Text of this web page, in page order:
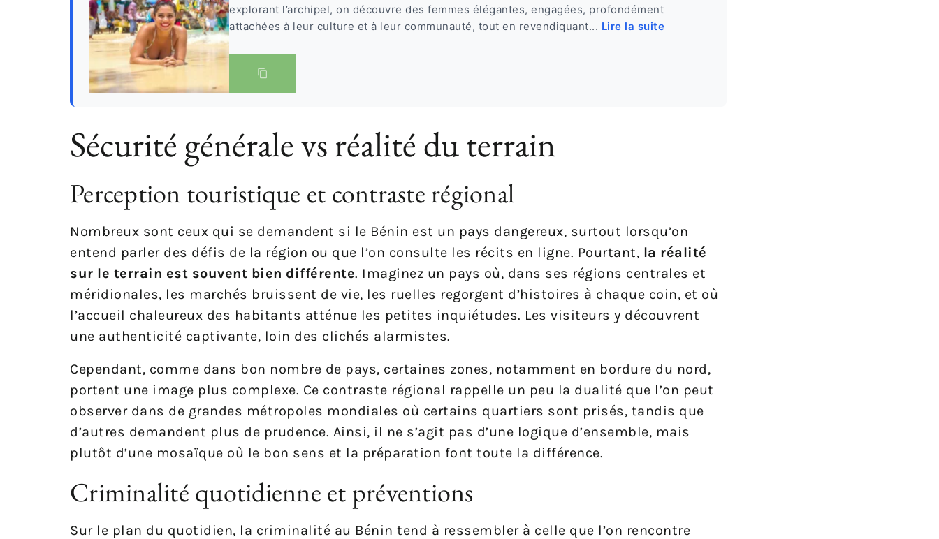
explorant l’archipel, on découvre des femmes élégantes, engagées, profondément
attachées à leur culture et à leur communauté, tout en revendiquant... Lire la suite
Sécurité générale vs réalité du terrain
Perception touristique et contraste régional
Nombreux sont ceux qui se demandent si le Bénin est un pays dangereux, surtout lorsqu’on
entend parler des défis de la région ou que l’on consulte les récits en ligne. Pourtant, la réalité
sur le terrain est souvent bien différente. Imaginez un pays où, dans ses régions centrales et
méridionales, les marchés bruissent de vie, les ruelles regorgent d’histoires à chaque coin, et où
l’accueil chaleureux des habitants atténue les petites inquiétudes. Les visiteurs y découvrent
une authenticité captivante, loin des clichés alarmistes.
Cependant, comme dans bon nombre de pays, certaines zones, notamment en bordure du nord,
portent une image plus complexe. Ce contraste régional rappelle un peu la dualité que l’on peut
observer dans de grandes métropoles mondiales où certains quartiers sont prisés, tandis que
d’autres demandent plus de prudence. Ainsi, il ne s’agit pas d’une logique d’ensemble, mais
plutôt d’une mosaïque où le bon sens et la préparation font toute la différence.
Criminalité quotidienne et préventions
Sur le plan du quotidien, la criminalité au Bénin tend à ressembler à celle que l’on rencontre